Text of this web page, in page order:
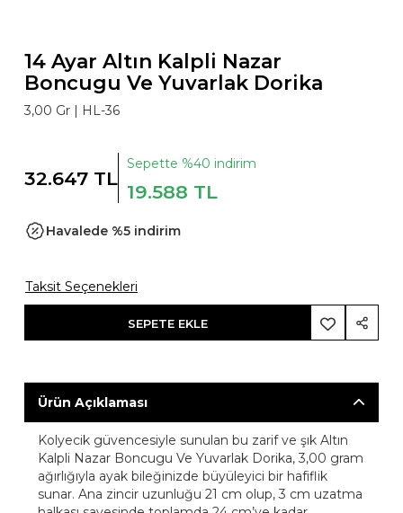
14 Ayar Altın Kalpli Nazar
Boncugu Ve Yuvarlak Dorika
3,00 Gr | HL-36
32.647 TL
Sepette %40 indirim
19.588 TL
Havalede %5 indirim
Taksit Seçenekleri
SEPETE EKLE
Ürün Açıklaması
Kolyecik güvencesiyle sunulan bu zarif ve şık Altın
Kalpli Nazar Boncugu Ve Yuvarlak Dorika, 3,00 gram
ağırlığıyla ayak bileğinizde büyüleyici bir hafiflik
sunar. Ana zincir uzunluğu 21 cm olup, 3 cm uzatma